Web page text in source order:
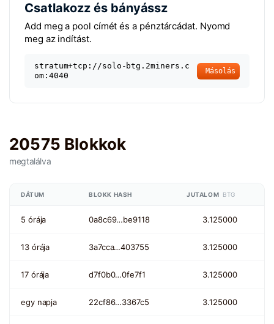
Csatlakozz és bányássz
Add meg a pool címét és a pénztárcádat. Nyomd
meg az indítást.
stratum+tcp://solo-btg.2miners.c
om:4040
Másolás
20575 Blokkok
megtalálva
DÁTUM BLOKK HASH JUTALOM BTG
5 órája 0a8c69…be9118 3.125000
13 órája 3a7cca…403755 3.125000
17 órája d7f0b0…0fe7f1 3.125000
egy napja 22cf86…3367c5 3.125000